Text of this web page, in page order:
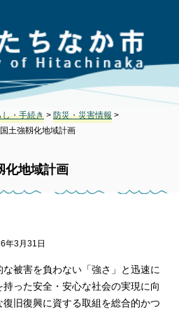
し・手続き > 防災・災害情報 >
土強靱化地域計画
化地域計画
年3月31日
被害を負わない「強さ」と迅速に
った安全・安心な社会の実現に向
旧復興に資する取組を総合的かつ